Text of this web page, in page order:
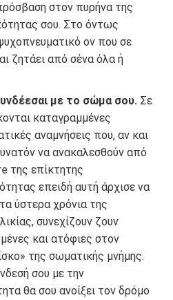
στον πυρήνα της
σου. Στο όντως
ον που σε
ζητάει από σένα όλα ή
με το σώμα σου.Σε
καταγραμμένες
αναμνήσεις που, αν και
να ανακαλεσθούν από
της επίκτητης
επειδή αυτή άρχισε να
ύστερα χρόνια της
συνεχίζουν ζουν
και ατόφιες στον
της σωματικής μνήμης.
σου με την
θα σου ανοίξει τον δρόμο